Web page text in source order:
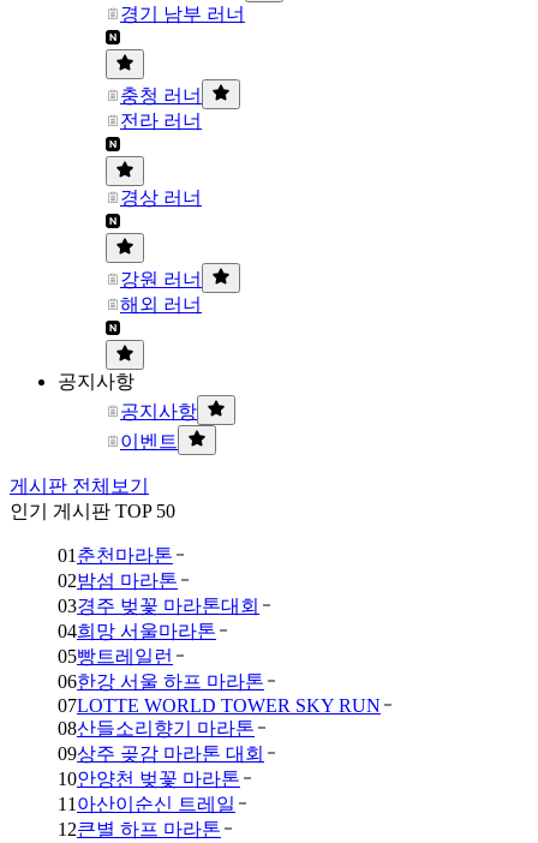
경기 남부 러너
충청 러너
전라 러너
경상 러너
강원 러너
해외 러너
공지사항
공지사항
이벤트
게시판 전체보기
인기 게시판 TOP 50
01 춘천마라톤
02밤섬 마라톤
03경주 벚꽃 마라톤대회
04희망 서울마라톤
05빵트레일런
06한강 서울 하프 마라톤
07LOTTE WORLD TOWER SKY RUN
08산들소리향기 마라톤
09상주 곶감 마라톤 대회
10안양천 벚꽃 마라톤
11 아산이순신 트레일
12큰별 하프 마라톤